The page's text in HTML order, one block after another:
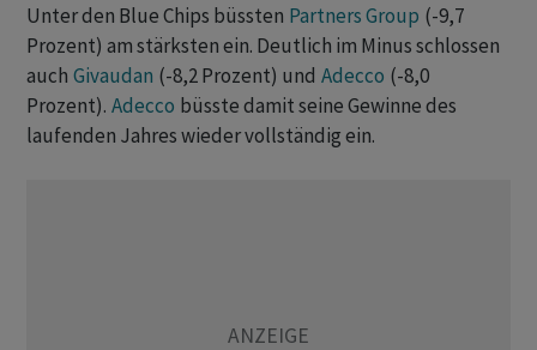
Unter den Blue Chips büssten Partners Group (-9,7
Prozent) am stärksten ein. Deutlich im Minus schlossen
auch Givaudan (-8,2 Prozent) und Adecco (-8,0
Prozent). Adecco büsste damit seine Gewinne des
laufenden Jahres wieder vollständig ein.